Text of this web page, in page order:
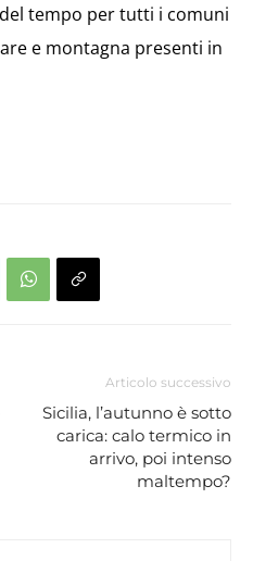
tempo per tutti i comuni
e montagna presenti in
Articolo successivo
Sicilia, l’autunno è sotto
carica: calo termico in
arrivo, poi intenso
maltempo?